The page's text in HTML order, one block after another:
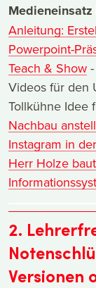
Anleitung:
Powerpoint-
Teach & Show
Videos für den
Tollkühne Idee
Nachbau
Instagram in
Herr Holze
2.
Versionen